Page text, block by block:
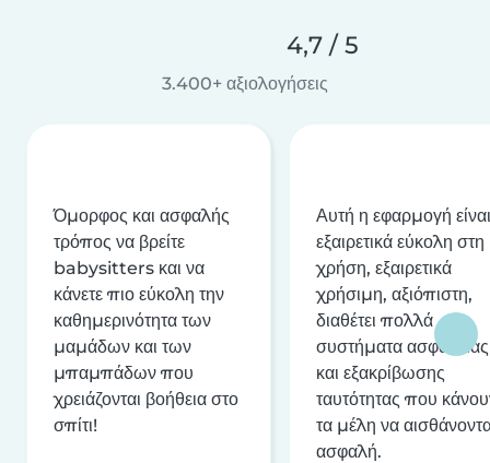
4,7 / 5
3.400+ αξιολογήσεις
Όμορφος και ασφαλής
τρόπος να βρείτε
babysitters και να
κάνετε πιο εύκολη την
καθημερινότητα των
μαμάδων και των
μπαμπάδων που
χρειάζονται βοήθεια στο
σπίτι!
Αυτή η εφαρμογή είναι
εξαιρετικά εύκολη στη
χρήση, εξαιρετικά
χρήσιμη, αξιόπιστη,
διαθέτει πολλά
συστήματα ασφαλείας
και εξακρίβωσης
ταυτότητας που
τα μέλη να
ασφαλή.